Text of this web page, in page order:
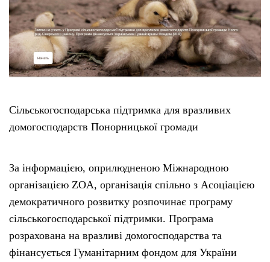
Сільськогосподарська підтримка для вразливих
домогосподарств Понорницької громади
За інформацією, оприлюдненою Міжнародною
організацією ZOA, організація спільно з Асоціацією
демократичного розвитку розпочинає програму
сільськогосподарської підтримки. Програма
розрахована на вразливі домогосподарства та
фінансується Гуманітарним фондом для України